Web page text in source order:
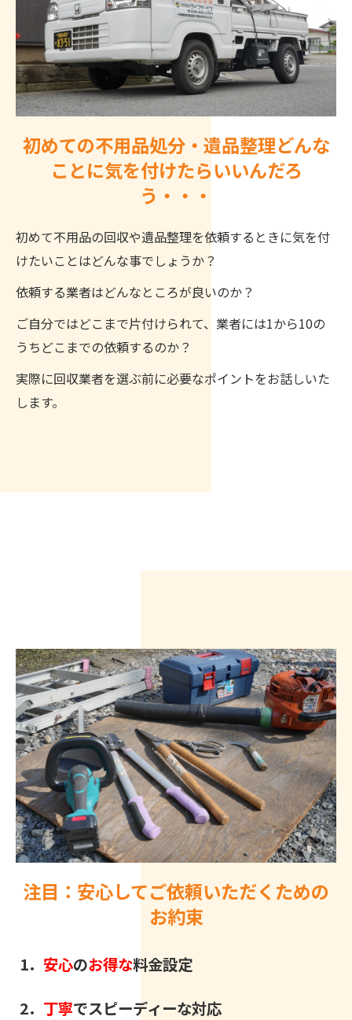
初めての不用品処分・遺品整理どんな
ことに気を付けたらいいんだろ
う・・・
初めて不用品の回収や遺品整理を依頼するときに気を付
けたいことはどんな事でしょうか？
依頼する業者はどんなところが良いのか？
ご自分ではどこまで片付けられて、業者には1から10の
うちどこまでの依頼するのか？
実際に回収業者を選ぶ前に必要なポイントをお話しいた
します。
注目：安心してご依頼いただくための
お約束
1． 安心のお得な料金設定
2． 丁寧でスピーディーな対応